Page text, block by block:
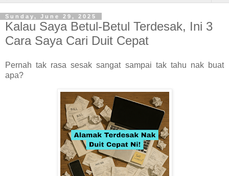
Sunday, June 29, 2025
Kalau Saya Betul-Betul Terdesak, Ini 3
Cara Saya Cari Duit Cepat
Pernah tak rasa sesak sangat sampai tak tahu nak buat
apa?